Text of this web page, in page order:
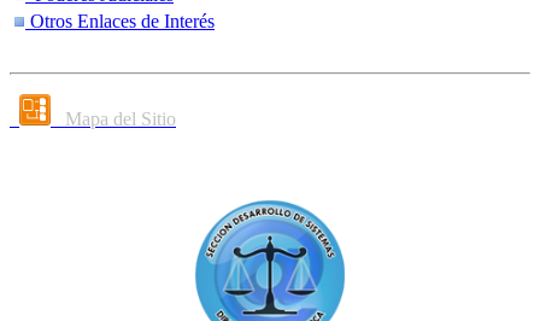
Otros Enlaces de Interés
Mapa del Sitio